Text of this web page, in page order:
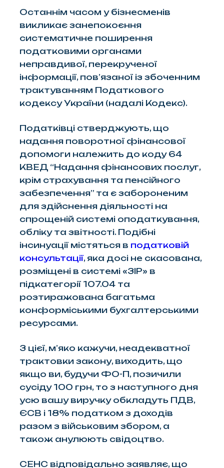
Останнім часом у бізнесменів
викликає занепокоєння
систематичне поширення
податковими органами
неправдивої, перекрученої
інформації, пов’язаної із збоченним
трактуванням Податкового
кодексу України (надалі Кодекс).
Податківці стверджують, що
надання поворотної фінансової
допомоги належить до коду 64
КВЕД “Надання фінансових послуг,
крім страхування та пенсійного
забезпечення” та є забороненим
для здійснення діяльності на
спрощеній системі оподаткування,
обліку та звітності. Подібні
інсинуації містяться в податковій
консультації, яка досі не скасована,
розміщені в системі «ЗІР» в
підкатегорії 107.04 та
розтиражована багатьма
конформіськими бухгалтерськими
ресурсами.
З цієї, м’яко кажучи, неадекватної
трактовки закону, виходить, що
якщо ви, будучи ФО-П, позичили
сусіду 100 грн, то з наступного дня
усю вашу виручку обкладуть ПДВ,
ЄСВ і 18% податком з доходів
разом з військовим збором, а
також анулюють свідоцтво.
СЕНС відповідально заявляє, що